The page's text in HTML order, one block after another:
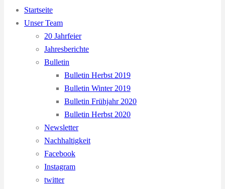
Startseite
Unser Team
20 Jahrfeier
Jahresberichte
Bulletin
Bulletin Herbst 2019
Bulletin Winter 2019
Bulletin Frühjahr 2020
Bulletin Herbst 2020
Newsletter
Nachhaltigkeit
Facebook
Instagram
twitter